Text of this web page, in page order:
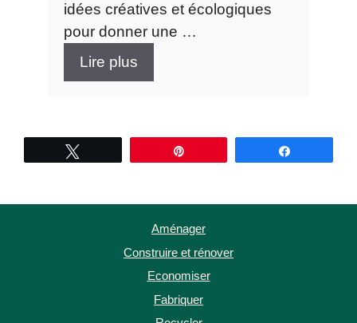
idées créatives et écologiques
pour donner une …
Lire plus
Aménager
Construire et rénover
Economiser
Fabriquer